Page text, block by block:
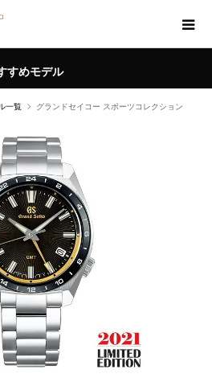
すめモデル
一覧 グランドセイコー スポーツコレクション